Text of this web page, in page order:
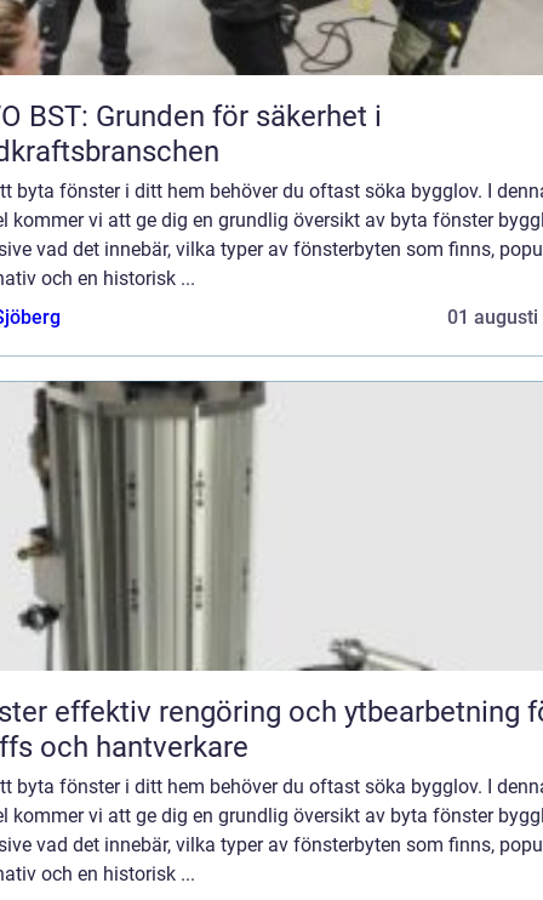
BST: Grunden för säkerhet i
byta fönster i ditt hem behöver du oftast söka bygglov. I
kommer vi att ge dig en grundlig översikt av byta fönster
vad det innebär, vilka typer av fönsterbyten som finns,
och en historisk ...
01 augusti
ytbearbetning för
och hantverkare
byta fönster i ditt hem behöver du oftast söka bygglov. I
kommer vi att ge dig en grundlig översikt av byta fönster
vad det innebär, vilka typer av fönsterbyten som finns,
och en historisk ...